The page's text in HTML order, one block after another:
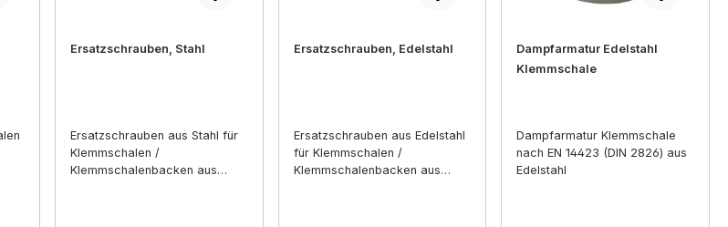
Ersatzschrauben, Stahl
Ersatzschrauben aus Stahl für
Klemmschalen /
Klemmschalenbacken aus
Ersatzschrauben, Edelstahl
Ersatzschrauben aus Edelstahl
für Klemmschalen /
Klemmschalenbacken aus
Dampfarmatur Edelstahl
Klemmschale
Dampfarmatur Klemmschale
nach EN 14423 (DIN 2826) aus
Edelstahl